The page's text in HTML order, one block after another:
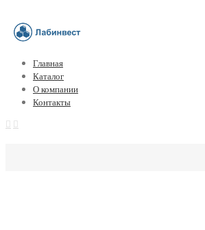
Главная
Каталог
О компании
Контакты